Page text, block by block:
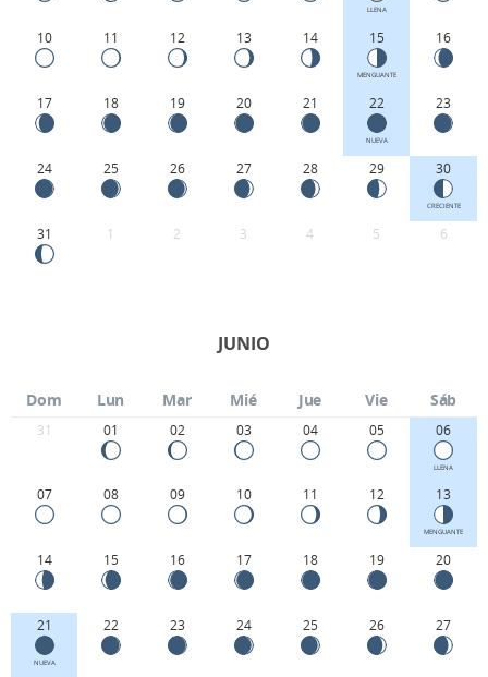
LLENA
10 11 12 13 14 15
MENGUANTE
16
17 18 19 20 21 22
NUEVA
23
24 25 26 27 28 29 30
CRECIENTE
31 1 2 3 4 5 6
JUNIO
Dom Lun Mar Mié Jue Vie Sáb
31 01 02 03 04 05 06
LLENA
07 08 09 10 11 12 13
MENGUANTE
14 15 16 17 18 19 20
21
NUEVA
22 23 24 25 26 27